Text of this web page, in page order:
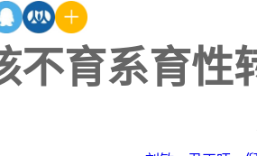
不育系育性